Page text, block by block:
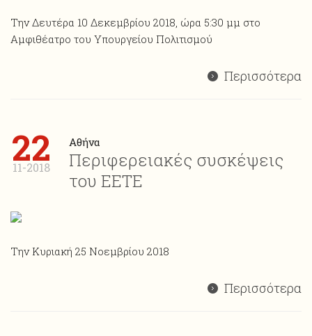
Την Δευτέρα 10 Δεκεμβρίου 2018, ώρα 5:30 μμ στο
Αμφιθέατρο του Υπουργείου Πολιτισμού
Περισσότερα
22
11-2018
Αθήνα
Περιφερειακές συσκέψεις
του ΕΕΤΕ
Την Κυριακή 25 Νοεμβρίου 2018
Περισσότερα